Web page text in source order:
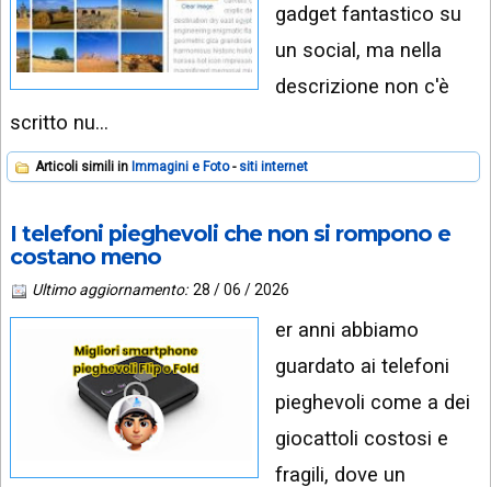
gadget fantastico su
un social, ma nella
descrizione non c'è
scritto nu…
Articoli simili in Immagini e Foto siti internet
I telefoni pieghevoli che non si rompono e
costano meno
Ultimo aggiornamento: 28 / 06 / 2026
er anni abbiamo
guardato ai telefoni
pieghevoli come a dei
giocattoli costosi e
fragili, dove un